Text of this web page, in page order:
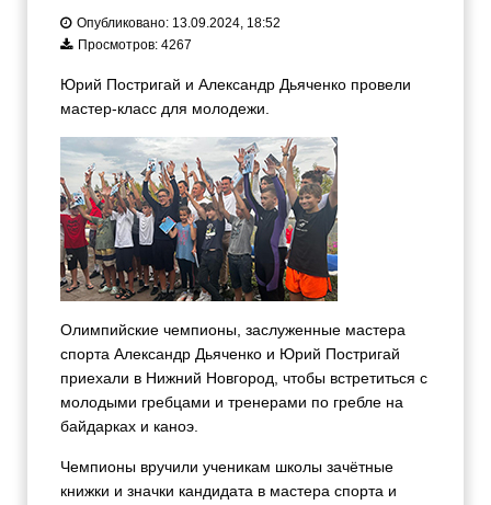
Опубликовано: 13.09.2024, 18:52
Просмотров: 4267
Юрий Постригай и Александр Дьяченко провели
мастер-класс для молодежи.
Олимпийские чемпионы, заслуженные мастера
спорта Александр Дьяченко и Юрий Постригай
приехали в Нижний Новгород, чтобы встретиться с
молодыми гребцами и тренерами по гребле на
байдарках и каноэ.
Чемпионы вручили ученикам школы зачётные
книжки и значки кандидата в мастера спорта и